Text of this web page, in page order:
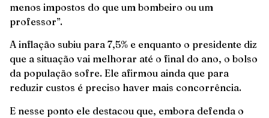
menos impostos do que um bombeiro ou um
professor”.
A inflação subiu para 7,5% e enquanto o presidente diz
que a situação vai melhorar até o final do ano, o bolso
da população sofre. Ele afirmou ainda que para
reduzir custos é preciso haver mais concorrência.
E nesse ponto ele destacou que, embora defenda o